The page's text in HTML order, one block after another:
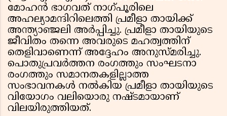
മോഹൻ ഭാഗവത് നാഗ്പൂരിലെ
അഹല്യാമന്ദിറിലെത്തി പ്രമീളാ തായിക്ക്
അന്ത്യാഞ്ജലി അർപ്പിച്ചു. പ്രമീളാ തായിയുടെ
ജീവിതം തന്നെ അവരുടെ മഹത്വത്തിന്
തെളിവാണെന്ന് അദ്ദേഹം അനുസ്മരിച്ചു.
പൊതുപ്രവർത്തന രംഗത്തും സംഘടനാ
രംഗത്തും സമാനതകളില്ലാത്ത
സംഭാവനകൾ നൽകിയ പ്രമീളാ തായിയുടെ
വിയോഗം വലിയൊരു നഷ്ടമായാണ്
വിലയിരുത്തിയത്.